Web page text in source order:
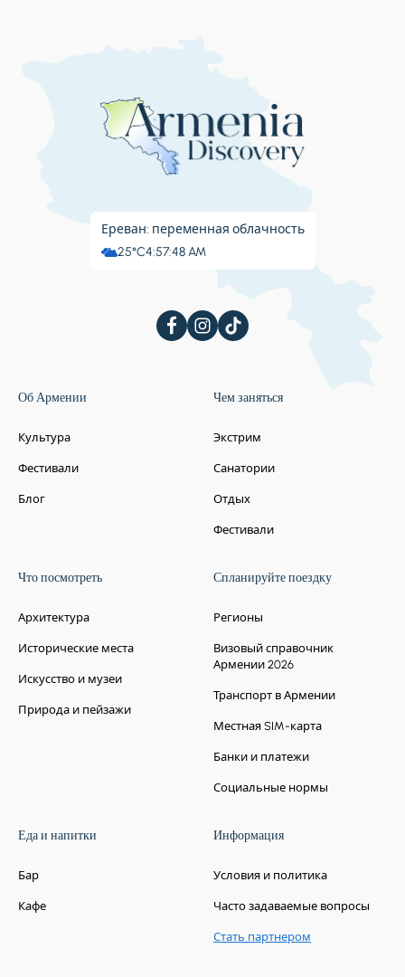
Ереван: переменная облачность
25°C4:57:49 AM
Об Армении
Культура
Фестивали
Блог
Чем заняться
Экстрим
Санатории
Отдых
Фестивали
Что посмотреть
Архитектура
Исторические места
Искусство и музеи
Природа и пейзажи
Спланируйте поездку
Регионы
Визовый справочник
Армении 2026
Транспорт в Армении
Местная SIM-карта
Банки и платежи
Социальные нормы
Еда и напитки
Бар
Кафе
Информация
Условия и политика
Часто задаваемые вопросы
Стать партнером